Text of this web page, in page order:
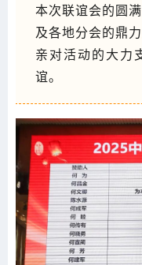
本次联谊会的圆
及各地分会的鼎力
亲对活动的大力
谊。